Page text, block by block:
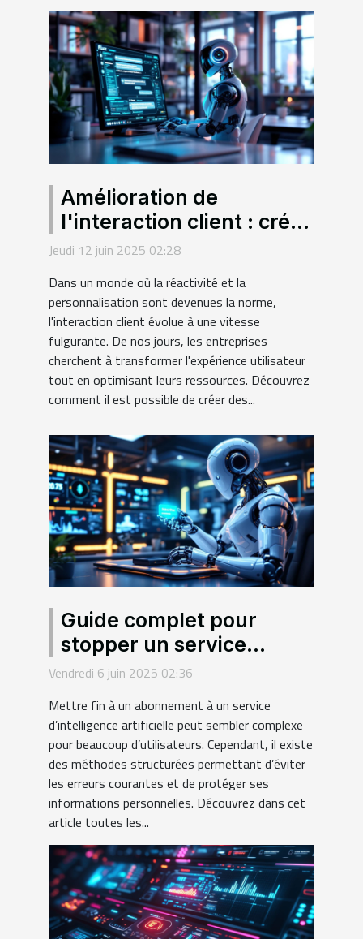
Amélioration de
l'interaction client : créer
des chatbots intelligents
Jeudi 12 juin 2025 02:28
Dans un monde où la réactivité et la
personnalisation sont devenues la norme,
l'interaction client évolue à une vitesse
fulgurante. De nos jours, les entreprises
cherchent à transformer l'expérience utilisateur
tout en optimisant leurs ressources. Découvrez
comment il est possible de créer des...
Guide complet pour
stopper un service
d'intelligence artificielle
Vendredi 6 juin 2025 02:36
Mettre fin à un abonnement à un service
d’intelligence artificielle peut sembler complexe
pour beaucoup d’utilisateurs. Cependant, il existe
des méthodes structurées permettant d’éviter
les erreurs courantes et de protéger ses
informations personnelles. Découvrez dans cet
article toutes les...